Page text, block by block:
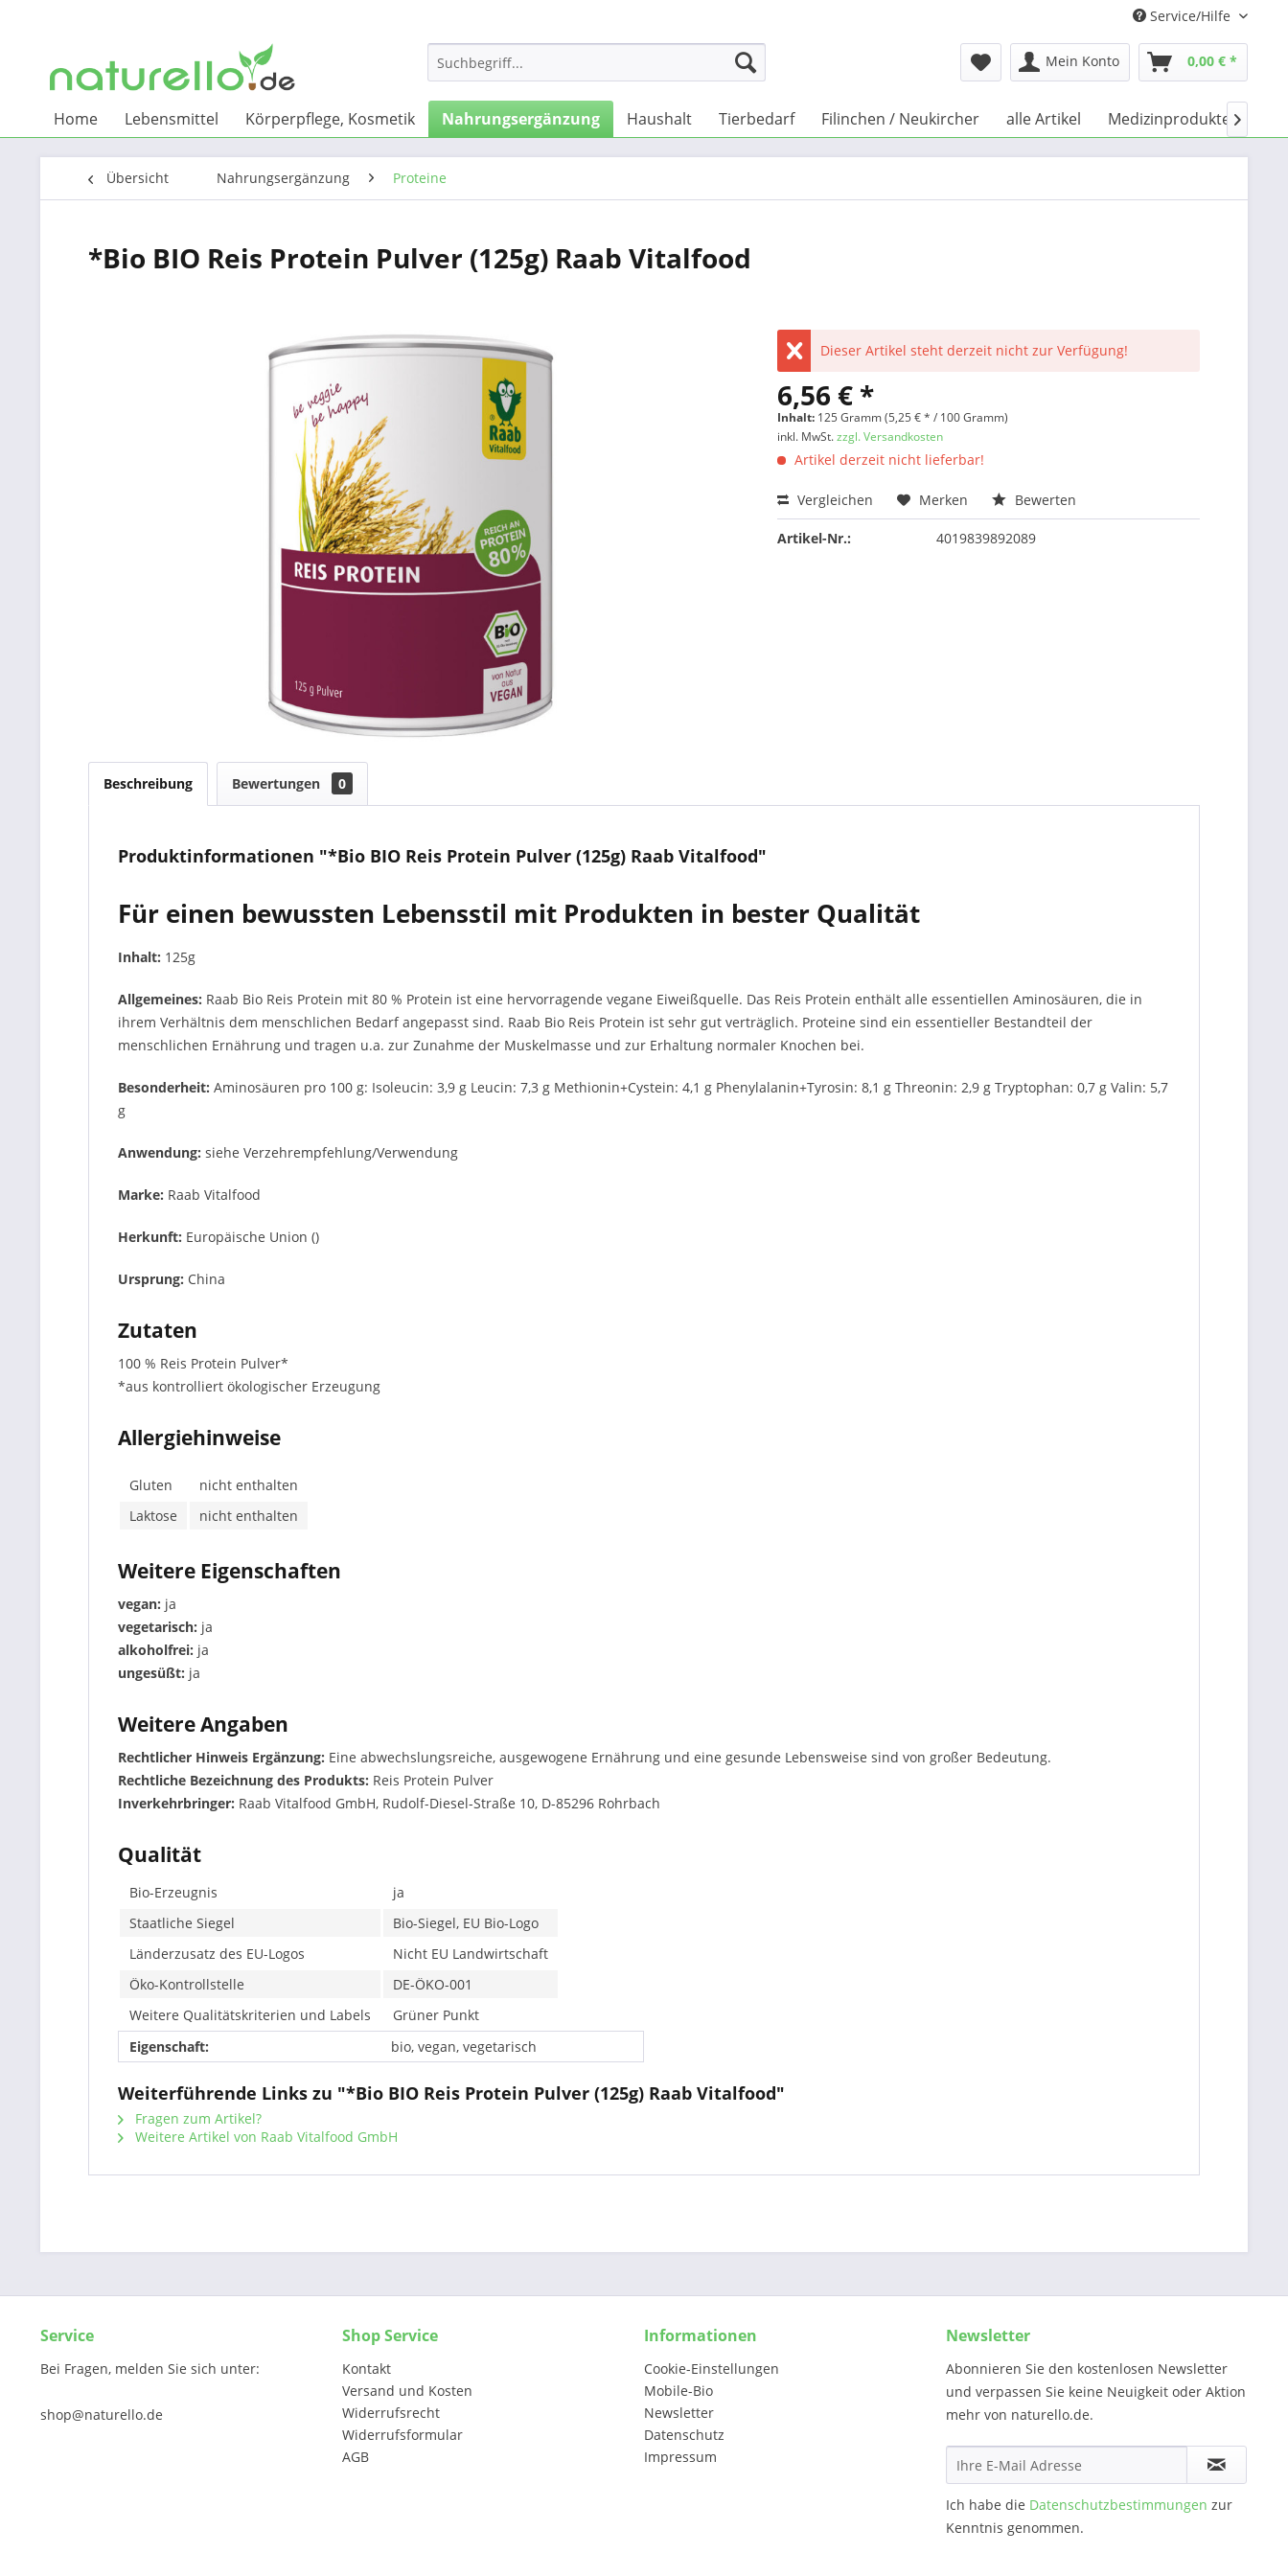
Service/Hilfe
Mein Konto 0,00 € *
Home Lebensmittel Körperpflege, Kosmetik Nahrungsergänzung Haushalt Tierbedarf Filinchen / Neukircher alle Artikel Medizinprodukte 
Übersicht Nahrungsergänzung Proteine
*Bio BIO Reis Protein Pulver (125g) Raab Vitalfood
Dieser Artikel steht derzeit nicht zur Verfügung!
6,56 € *
Inhalt: 125 Gramm (5,25 € * / 100 Gramm)
inkl. MwSt.zzgl. Versandkosten
Artikel derzeit nicht lieferbar!
Vergleichen Merken Bewerten
Artikel-Nr.: 4019839892089
Beschreibung Bewertungen 0
Produktinformationen "*Bio BIO Reis Protein Pulver (125g) Raab Vitalfood"
Für einen bewussten Lebensstil mit Produkten in bester Qualität
Inhalt: 125g
Allgemeines: Raab Bio Reis Protein mit 80 % Protein ist eine hervorragende vegane Eiweißquelle. Das Reis Protein enthält alle essentiellen Aminosäuren, die in
ihrem Verhältnis dem menschlichen Bedarf angepasst sind. Raab Bio Reis Protein ist sehr gut verträglich. Proteine sind ein essentieller Bestandteil der
menschlichen Ernährung und tragen u.a. zur Zunahme der Muskelmasse und zur Erhaltung normaler Knochen bei.
Besonderheit: Aminosäuren pro 100 g: Isoleucin: 3,9 g Leucin: 7,3 g Methionin+Cystein: 4,1 g Phenylalanin+Tyrosin: 8,1 g Threonin: 2,9 g Tryptophan: 0,7 g Valin: 5,7
g
Anwendung: siehe Verzehrempfehlung/Verwendung
Marke: Raab Vitalfood
Herkunft: Europäische Union ()
Ursprung: China
Zutaten
100 % Reis Protein Pulver*
*aus kontrolliert ökologischer Erzeugung
Allergiehinweise
Gluten
nicht enthalten
Laktose
nicht enthalten
Weitere Eigenschaften
vegan: ja
vegetarisch: ja
alkoholfrei: ja
ungesüßt: ja
Weitere Angaben
Rechtlicher Hinweis Ergänzung: Eine abwechslungsreiche, ausgewogene Ernährung und eine gesunde Lebensweise sind von großer Bedeutung.
Rechtliche Bezeichnung des Produkts: Reis Protein Pulver
Inverkehrbringer: Raab Vitalfood GmbH, Rudolf-Diesel-Straße 10, D-85296 Rohrbach
Qualität
Bio-Erzeugnis
ja
Staatliche Siegel
Bio-Siegel, EU Bio-Logo
Länderzusatz des EU-Logos
Nicht EU Landwirtschaft
Öko-Kontrollstelle
DE-ÖKO-001
Weitere Qualitätskriterien und Labels
Grüner Punkt
Eigenschaft:
bio, vegan, vegetarisch
Weiterführende Links zu "*Bio BIO Reis Protein Pulver (125g) Raab Vitalfood"
Fragen zum Artikel?
Weitere Artikel von Raab Vitalfood GmbH
Service
Bei Fragen, melden Sie sich unter:
shop@naturello.de
Shop Service
Kontakt
Versand und Kosten
Widerrufsrecht
Widerrufsformular
AGB
Informationen
Cookie-Einstellungen
Mobile-Bio
Newsletter
Datenschutz
Impressum
Newsletter
Abonnieren Sie den kostenlosen Newsletter
und verpassen Sie keine Neuigkeit oder Aktion
mehr von naturello.de.
Ich habe die Datenschutzbestimmungen zur
Kenntnis genommen.